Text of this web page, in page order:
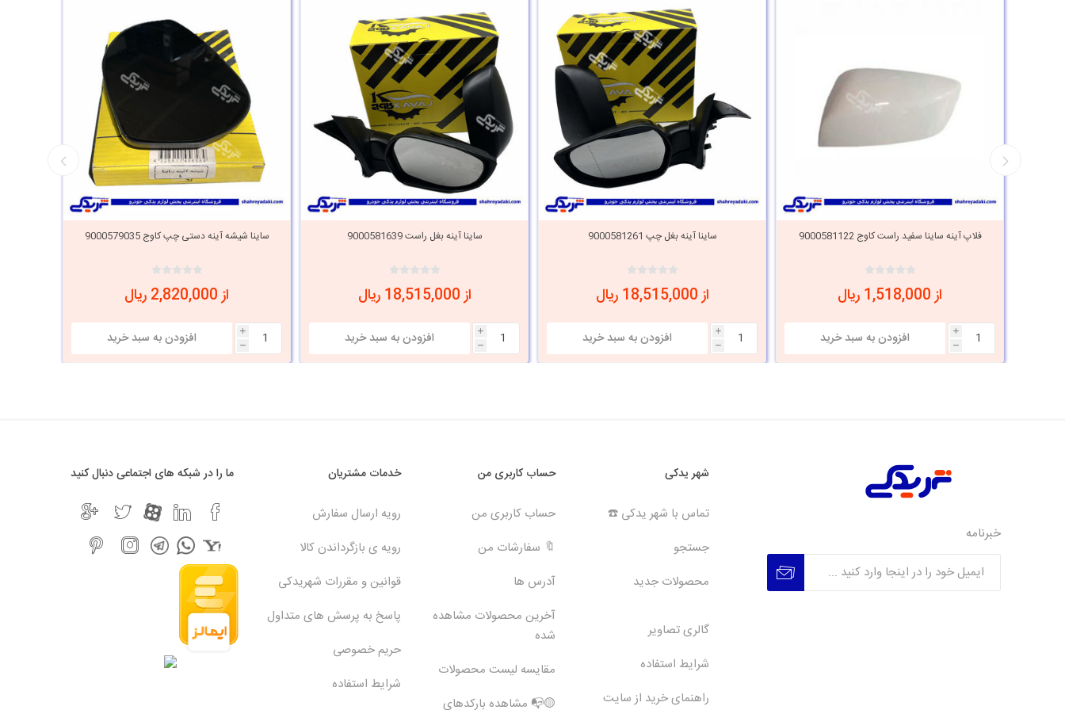
فلاپ آینه ساینا سفید راست کاوج 9000581122
از 1,518,000 ریال
i
h
ساینا آینه بغل چپ 9000581261
از 18,515,000 ریال
i
h
ساینا آینه بغل راست 9000581639
از 18,515,000 ریال
i
h
ساینا شیشه آینه دستی چپ کاوج 9000579035
از 2,820,000 ریال
i
h
خبرنامه
شهر یدکی
تماس با شهر یدکی ☎️
جستجو
محصولات جدید
گالری تصاویر
شرایط استفاده
راهنمای خرید از سایت
حساب کاربری من
حساب کاربری من
🔖 سفارشات من
آدرس ها
آخرین محصولات مشاهده
شده
مقایسه لیست محصولات
🟡📭 مشاهده بارکدهای
خدمات مشتریان
رویه ارسال سفارش
رویه ی بازگرداندن کالا
قوانین و مقررات شهریدکی
پاسخ به پرسش های متداول
حریم خصوصی
شرایط استفاده
ما را در شبکه های اجتماعی دنبال کنید